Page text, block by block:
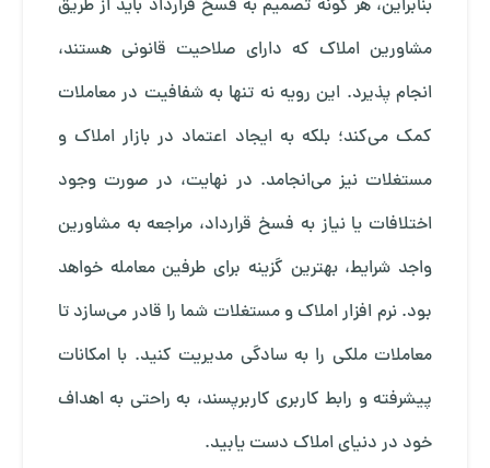
بنابراین، هر گونه تصمیم به فسخ قرارداد باید از طریق
مشاورین املاک که دارای صلاحیت قانونی هستند،
انجام پذیرد. این رویه نه تنها به شفافیت در معاملات
کمک می‌کند؛ بلکه به ایجاد اعتماد در بازار املاک و
مستغلات نیز می‌انجامد. در نهایت، در صورت وجود
اختلافات یا نیاز به فسخ قرارداد، مراجعه به مشاورین
واجد شرایط، بهترین گزینه برای طرفین معامله خواهد
بود. نرم افزار املاک و مستغلات شما را قادر می‌سازد تا
معاملات ملکی را به سادگی مدیریت کنید. با امکانات
پیشرفته و رابط کاربری کاربرپسند، به راحتی به اهداف
خود در دنیای املاک دست یابید.